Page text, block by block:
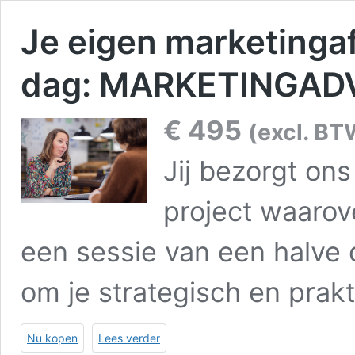
Je eigen
dag:
€ 495 (excl.
Jij bezorgt
project
een sessie van een
om je strategisch en
Nu kopen Lees verder